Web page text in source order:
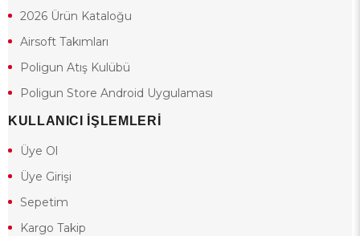
2026 Ürün Kataloğu
Airsoft Takımları
Poligun Atış Kulübü
Poligun Store Android Uygulaması
KULLANICI İŞLEMLERİ
Üye Ol
Üye Girişi
Sepetim
Kargo Takip